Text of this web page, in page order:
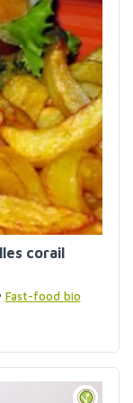
corail
Fast-food bio